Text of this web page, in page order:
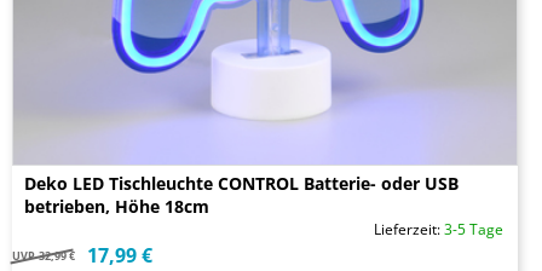
Deko LED Tischleuchte CONTROL Batterie- oder USB
betrieben, Höhe 18cm
Lieferzeit:3-5 Tage
UVP 32,99 € 17,99 €